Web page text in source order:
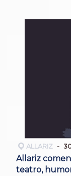
ALLARIZ
Allariz
teatro,